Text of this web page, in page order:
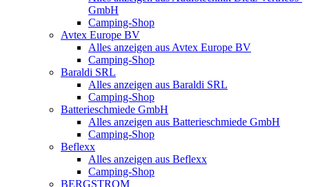
GmbH
Camping-Shop
Avtex Europe BV
Alles anzeigen aus Avtex Europe BV
Camping-Shop
Baraldi SRL
Alles anzeigen aus Baraldi SRL
Camping-Shop
Batterieschmiede GmbH
Alles anzeigen aus Batterieschmiede GmbH
Camping-Shop
Beflexx
Alles anzeigen aus Beflexx
Camping-Shop
BERGSTROM